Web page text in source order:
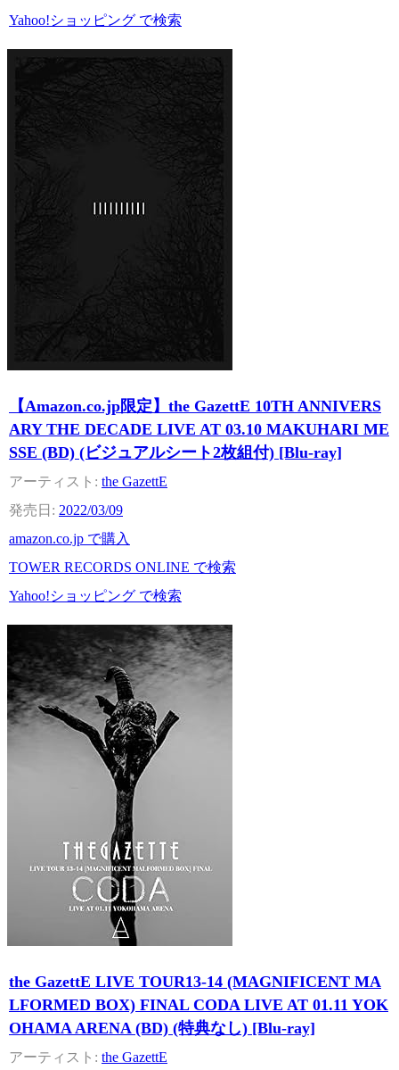
Yahoo!ショッピング で検索
【Amazon.co.jp限定】the GazettE 10TH ANNIVERS
ARY THE DECADE LIVE AT 03.10 MAKUHARI ME
SSE (BD) (ビジュアルシート2枚組付) [Blu-ray]
the GazettE
2022/03/09
amazon.co.jp で購入
TOWER RECORDS ONLINE で検索
Yahoo!ショッピング で検索
the GazettE LIVE TOUR13-14 (MAGNIFICENT MA
LFORMED BOX) FINAL CODA LIVE AT 01.11 YOK
OHAMA ARENA (BD) (特典なし) [Blu-ray]
the GazettE